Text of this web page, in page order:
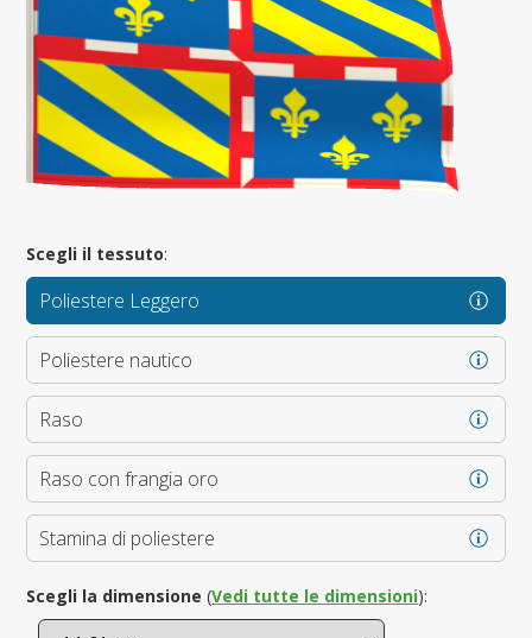
Scegli il tessuto:
Poliestere Leggero
Poliestere nautico
Raso
Raso con frangia oro
Stamina di poliestere
Scegli la dimensione (Vedi tutte le dimensioni):